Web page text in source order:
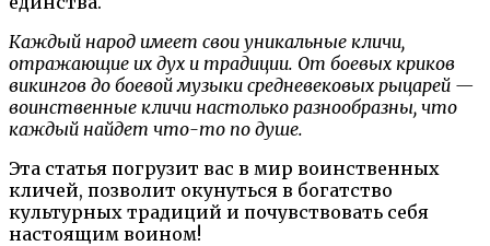
Каждый народ имеет свои уникальные кличи,
отражающие их дух и традиции. От боевых криков
викингов до боевой музыки средневековых рыцарей —
воинственные кличи настолько разнообразны, что
каждый найдет что-то по душе.
Эта статья погрузит вас в мир воинственных
кличей, позволит окунуться в богатство
культурных традиций и почувствовать себя
настоящим воином!